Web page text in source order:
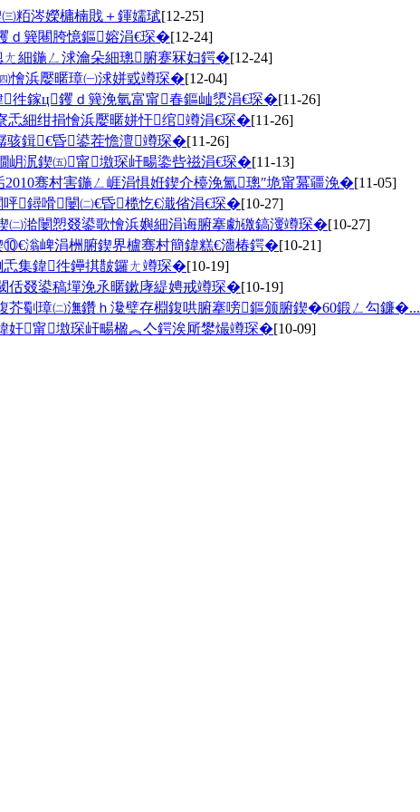
粨涔嬫槦楠戝＋鍕嬬珷[12-25]
ｄ簨闀胯憶鏂嫆涓€琛�[12-24]
細鍦ㄥ浗瀹朵細璁腑蹇冧妇鍔�[12-24]
懀浜嬮暱璋㈠浗姘戜竴琛�[12-04]
徃鎵ц钁ｄ簨浼氫富甯春鏂屾澃涓€琛�[11-26]
忎細绀捐懀浜嬮暱姘忓绾竴涓€琛�[11-26]
骇鍓€昏鍙茬憺澶竴琛�[11-26]
岄泦鍥㈤甯墽琛屽畼鍌呰禌涓€琛�[11-13]
骞村害鍦ㄥ崕涓惧姙鍥介檯浼氳璁″垝甯冪疆浼�[11-05]
鐞嗗闄㈡€昏榄忔€濈偗涓€琛�[10-27]
㈡湁闄愬叕鍙歌懀浜嬩細涓诲腑搴勮礉鎬濅竴琛�[10-27]
滃崥涓栦腑鍥界櫨骞村簡鍏糕€濇椿鍔�[10-21]
忎集鍏徃鑸掑皵鑼ㄤ竴琛�[10-19]
佸叕鍙稿墠浼氶暱鏉庨緹娉戒竴琛�[10-19]
芥劅璋㈡潕鑽ｈ瀺璧存棩鍑哄腑搴嗙鏂颁腑鍥�60鍛ㄥ勾鐮�...
奸甯墽琛屽畼楹︽亽鍔涘厛鐢熶竴琛�[10-09]